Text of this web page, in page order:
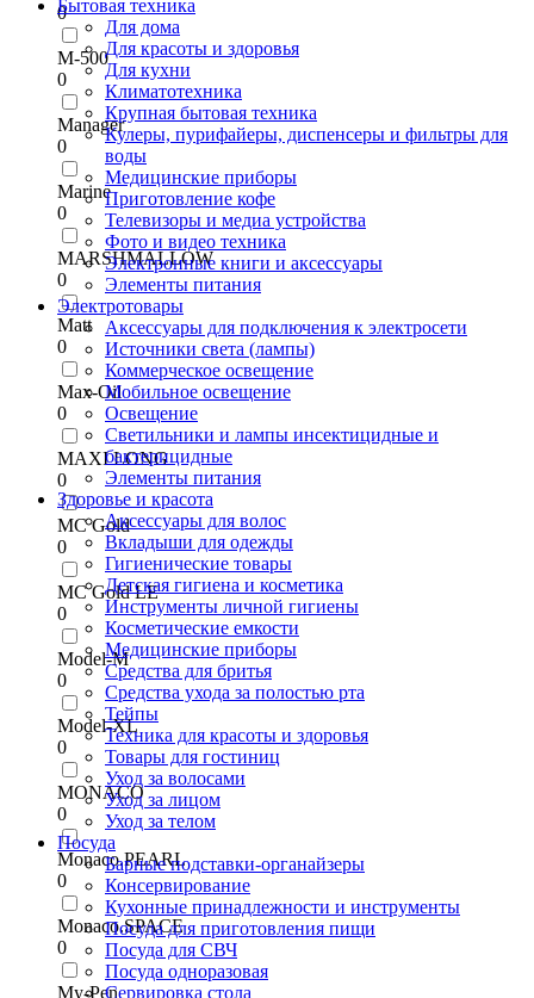
0
M-500
0
Manager
0
Marine
0
MARSHMALLOW
0
Matt
0
Max-Oil
0
MAXI LONG
0
MC Gold
0
MC Gold LE
0
Model-M
0
Model-XL
0
MONACO
0
Monaco.PEARL
0
Monaco.SPACE
0
My-Pen
Бытовая техника
Для дома
Для красоты и здоровья
Для кухни
Климатотехника
Крупная бытовая техника
Кулеры, пурифайеры, диспенсеры и фильтры для
воды
Медицинские приборы
Приготовление кофе
Телевизоры и медиа устройства
Фото и видео техника
Электронные книги и аксессуары
Элементы питания
Электротовары
Аксессуары для подключения к электросети
Источники света (лампы)
Коммерческое освещение
Мобильное освещение
Освещение
Светильники и лампы инсектицидные и
бактерицидные
Элементы питания
Здоровье и красота
Аксессуары для волос
Вкладыши для одежды
Гигиенические товары
Детская гигиена и косметика
Инструменты личной гигиены
Косметические емкости
Медицинские приборы
Средства для бритья
Средства ухода за полостью рта
Тейпы
Техника для красоты и здоровья
Товары для гостиниц
Уход за волосами
Уход за лицом
Уход за телом
Посуда
Барные подставки-органайзеры
Консервирование
Кухонные принадлежности и инструменты
Посуда для приготовления пищи
Посуда для СВЧ
Посуда одноразовая
Сервировка стола